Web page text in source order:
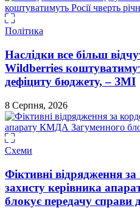
Політика
Наслідки все більш
Wildberries
дефіциту бюджету, – ЗМІ
8 Серпня, 2026
Схеми
Фіктивні відрядження
захисту керівника
блокує передачу справи